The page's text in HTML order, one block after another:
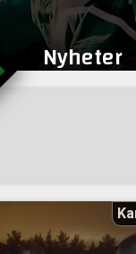
Nyheter